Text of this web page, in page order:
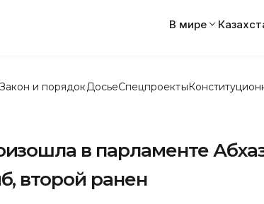
В мире
Закон и порядок ДосьеСпецпроекты
в парламенте
второй ранен